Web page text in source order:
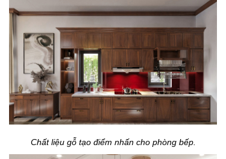
Chất liệu gỗ tạo điểm nhấn cho phòng bếp.